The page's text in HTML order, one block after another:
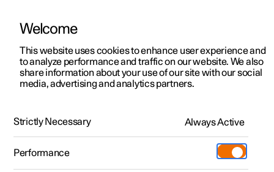
Polestar 2
Polestar 3
Polestar 4
Pre-owned
Kampagner til privatkunder
Tilbud til erhvervskunder
Nye lagerbiler
Byg din bil
Pre-owned
Find os
Servicelokationer
HåndbogVideogalleriSoftwareopdateringer
Din Polestar
Welcome
This website uses cookies to enhance user experience and
to analyze performance and traffic on our website. We also
share information about your use of our site with our social
media, advertising and analytics partners.
Strictly Necessary Always Active
Performance